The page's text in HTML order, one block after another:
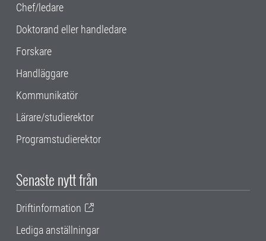
Chef/ledare
Doktorand eller handledare
Forskare
Handläggare
Kommunikatör
Lärare/studierektor
Programstudierektor
Senaste nytt från
Driftinformation
Lediga anställningar